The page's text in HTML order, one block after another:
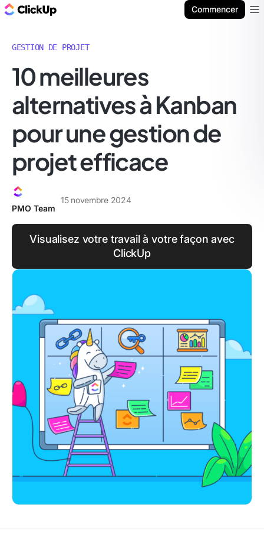
Commencer
GESTION DE PROJET
10 meilleures
alternatives à Kanban
pour une gestion de
projet efficace
PMO Team
15 novembre 2024
Visualisez votre travail à votre façon avec
ClickUp